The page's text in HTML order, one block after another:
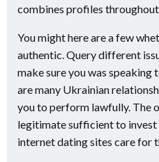
combines profiles
You might here are a few
authentic. Query different
make sure you was
are many Ukrainian
you to perform lawfully. The
legitimate sufficient to invest
internet dating sites care for